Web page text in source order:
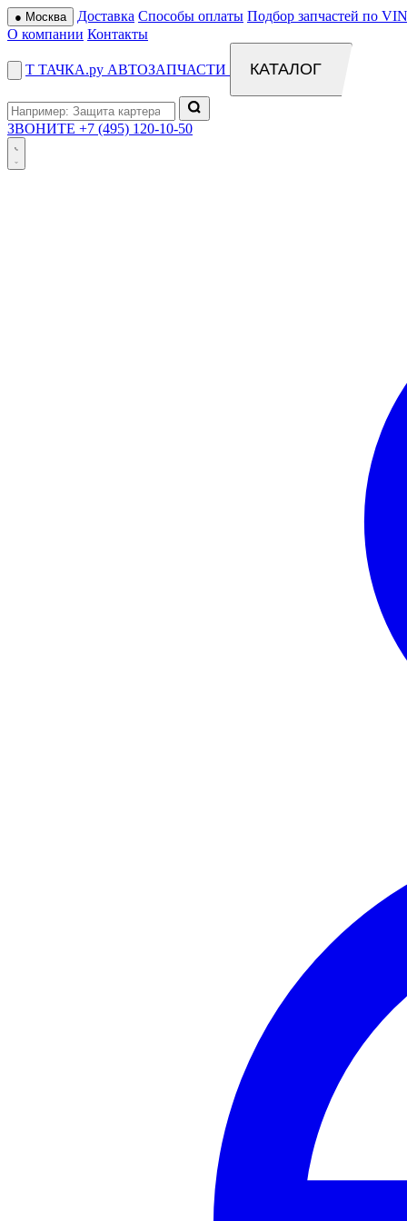
● Москва Доставка Способы оплаты Подбор запчастей по
О компании Контакты
Т ТАЧКА.ру АВТОЗАПЧАСТИ КАТАЛОГ
ЗВОНИТЕ +7 (495) 120-10-50